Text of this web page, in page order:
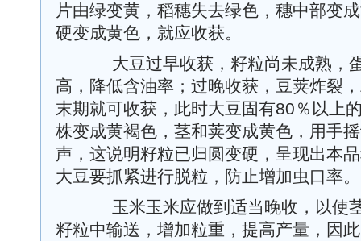
片由绿变黄，稻穗失去绿色，穗中部变
硬变成黄色，就应收获。
大豆过早收获，籽粒尚未成熟，
高，降低含油率；过晚收获，豆荚炸裂
末期就可收获，此时大豆固有80％以上
株变成黄褐色，茎和荚变成黄色，用手
声，这说明籽粒已归圆变硬，呈现出本
大豆要抓紧进行脱粒，防止增加虫口率。
玉米玉米应做到适当晚收，以使
籽粒中输送，增加粒重，提高产量，因